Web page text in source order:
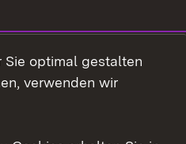
Sie optimal gestalten
verwenden wir